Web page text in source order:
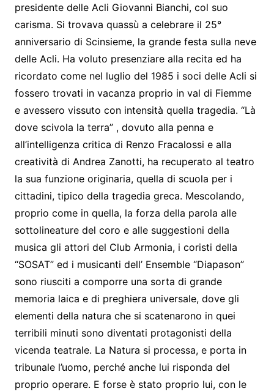
presidente delle Acli Giovanni Bianchi, col suo
carisma. Si trovava quassù a celebrare il 25°
anniversario di Scinsieme, la grande festa sulla neve
delle Acli. Ha voluto presenziare alla recita ed ha
ricordato come nel luglio del 1985 i soci delle Acli si
fossero trovati in vacanza proprio in val di Fiemme
e avessero vissuto con intensità quella tragedia. “Là
dove scivola la terra” , dovuto alla penna e
all’intelligenza critica di Renzo Fracalossi e alla
creatività di Andrea Zanotti, ha recuperato al teatro
la sua funzione originaria, quella di scuola per i
cittadini, tipico della tragedia greca. Mescolando,
proprio come in quella, la forza della parola alle
sottolineature del coro e alle suggestioni della
musica gli attori del Club Armonia, i coristi della
“SOSAT” ed i musicanti dell’ Ensemble “Diapason”
sono riusciti a comporre una sorta di grande
memoria laica e di preghiera universale, dove gli
elementi della natura che si scatenarono in quei
terribili minuti sono diventati protagonisti della
vicenda teatrale. La Natura si processa, e porta in
tribunale l’uomo, perché anche lui risponda del
proprio operare. E forse è stato proprio lui, con le